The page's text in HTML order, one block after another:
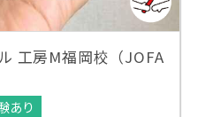
工房M福岡校（JOFA
あり